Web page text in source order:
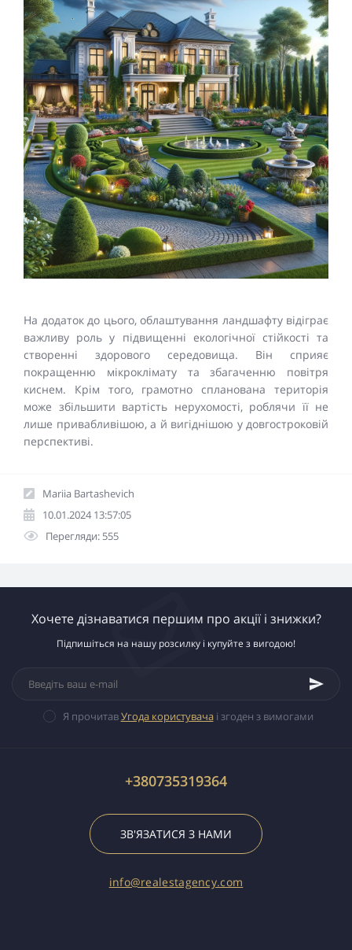
На додаток до цього, облаштування ландшафту відіграє
важливу роль у підвищенні екологічної стійкості та
створенні здорового середовища. Він сприяє
покращенню мікроклімату та збагаченню повітря
киснем. Крім того, грамотно спланована територія
може збільшити вартість нерухомості, роблячи її не
лише привабливішою, а й вигіднішою у довгостроковій
перспективі.
Mariia Bartashevich
10.01.2024 13:57:05
Перегляди: 555
Хочете дізнаватися першим про акції і знижки?
Підпишіться на нашу розсилку і купуйте з вигодою!
Я прочитавУгода користувачаі згоден з вимогами
+380735319364
ЗВ'ЯЗАТИСЯ З НАМИ
info@realestagency.com